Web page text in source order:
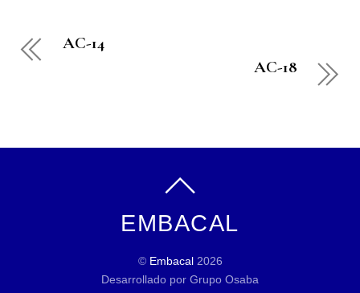
AC-14
AC-18
EMBACAL
© Embacal2026
Desarrollado por Grupo Osaba